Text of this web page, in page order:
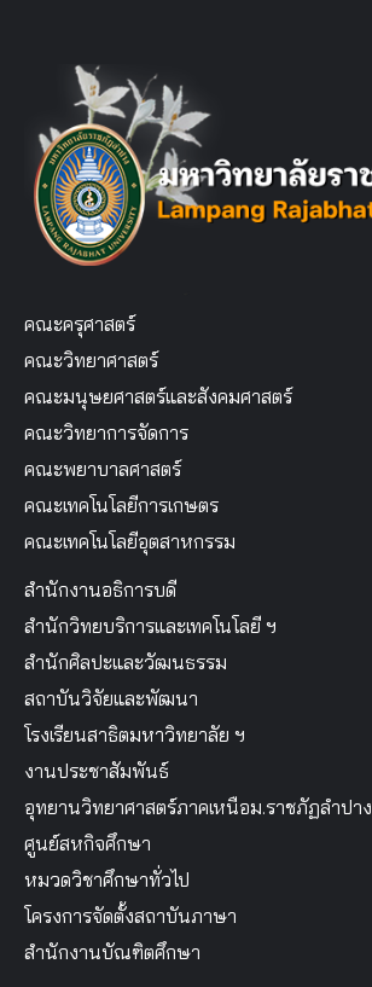
คณะครุศาสตร์
คณะวิทยาศาสตร์
คณะมนุษยศาสตร์และสังคมศาสตร์
คณะวิทยาการจัดการ
คณะพยาบาลศาสตร์
คณะเทคโนโลยีการเกษตร
คณะเทคโนโลยีอุตสาหกรรม
สำนักงานอธิการบดี
สำนักวิทยบริการและเทคโนโลยี ฯ
สำนักศิลปะและวัฒนธรรม
สถาบันวิจัยและพัฒนา
โรงเรียนสาธิตมหาวิทยาลัย ฯ
งานประชาสัมพันธ์
อุทยานวิทยาศาสตร์ภาคเหนือม.ราชภัฏลำปาง
ศูนย์สหกิจศึกษา
หมวดวิชาศึกษาทั่วไป
โครงการจัดตั้งสถาบันภาษา
สำนักงานบัณฑิตศึกษา